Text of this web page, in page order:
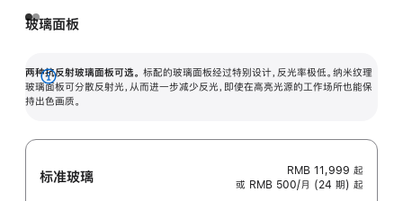
玻璃面板
两种抗反射玻璃面板可选。 标配的玻璃面板经过特别设计，反光率极低。纳米纹理
玻璃面板可分散反射光，从而进一步减少反光，即使在高亮光源的工作场所也能保
持出色画质。
展
开
标准玻璃 RMB 11,999 起
或 RMB 500/月 (24 期) 起